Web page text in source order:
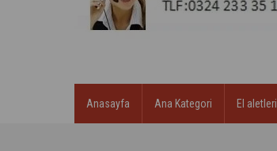
Anasayfa Ana Kategori El aletleri